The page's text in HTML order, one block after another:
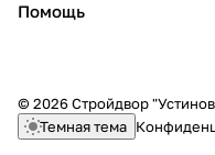
Помощь
© 2026 Стройдвор
Темная тема